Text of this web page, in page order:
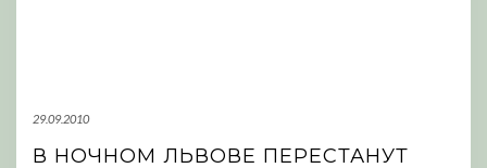
29.09.2010
В НОЧНОМ ЛЬВОВЕ ПЕРЕСТАНУТ